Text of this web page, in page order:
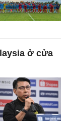
ở cửa